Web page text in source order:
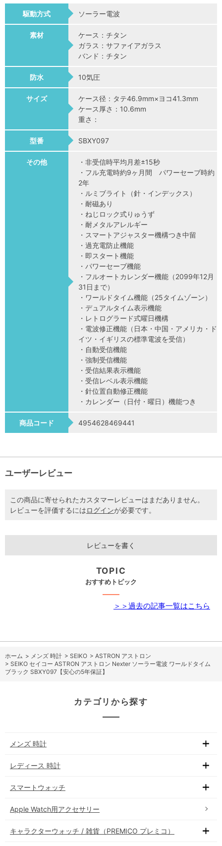
駆動方式 ソーラー電波
素材
ケース：チタン
ガラス：サファイアガラス
バンド：チタン
防水 10気圧
サイズ
ケース径：タテ46.9mm×ヨコ41.3mm
ケース厚さ：10.6mm
重さ：
型番 SBXY097
その他
・非受信時平均月差±15秒
・フル充電時約9ヶ月間 パワーセーブ時約
2年
・ルミブライト（針・インデックス）
・耐磁あり
・ねじロック式りゅうず
・耐メタルアレルギー
・スマートアジャスター機構つき中留
・過充電防止機能
・即スタート機能
・パワーセーブ機能
・フルオートカレンダー機能（2099年12月
31日まで）
・ワールドタイム機能（25タイムゾーン）
・デュアルタイム表示機能
・レトログラード式曜日機構
・電波修正機能（日本・中国・アメリカ・ド
イツ・イギリスの標準電波を受信）
・自動受信機能
・強制受信機能
・受信結果表示機能
・受信レベル表示機能
・針位置自動修正機能
・カレンダー（日付・曜日）機能つき
商品コード 4954628469441
ユーザーレビュー
この商品に寄せられたカスタマーレビューはまだありません。
レビューを評価するにはログインが必要です。
レビューを書く
TOPIC
おすすめトピック
＞＞過去の記事一覧はこちら
ホーム > メンズ 時計 > SEIKO > ASTRON アストロン
> SEIKO セイコー ASTRON アストロン Nexter ソーラー電波 ワールドタイム
ブラック SBXY097【安心の5年保証】
カテゴリから探す
メンズ 時計
レディース 時計
スマートウォッチ
Apple Watch用アクセサリー
キャラクターウォッチ / 雑貨（PREMICO プレミコ）